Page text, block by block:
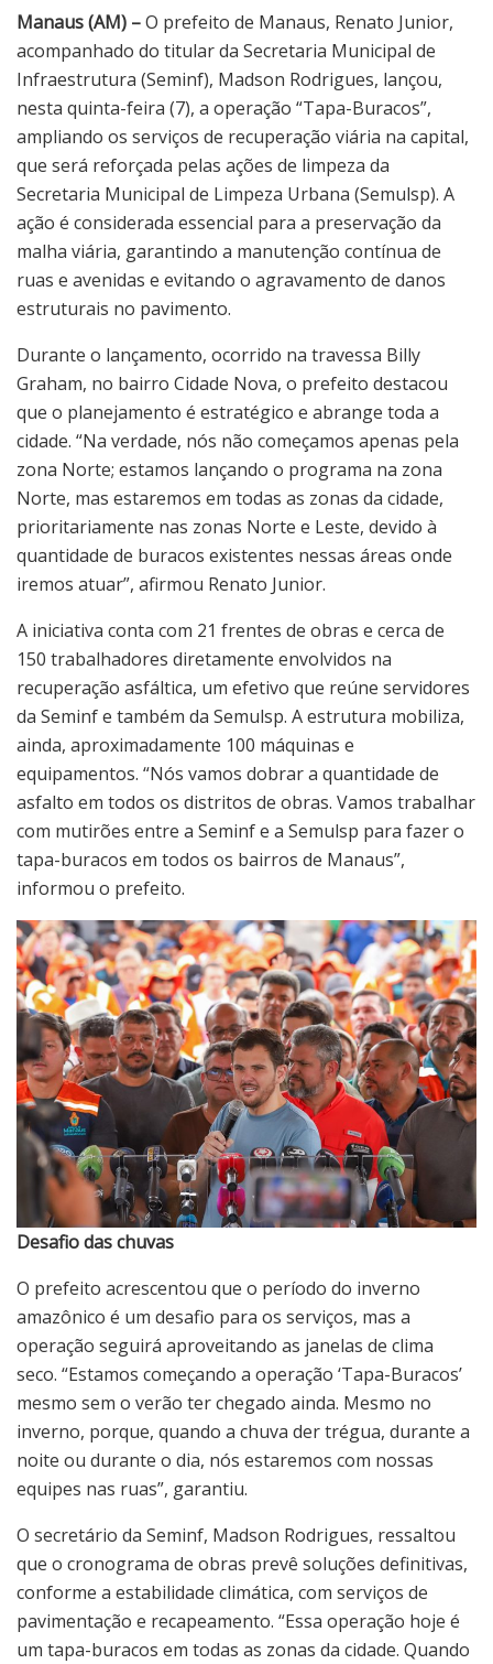
Manaus (AM) –O prefeito de Manaus, Renato Junior,
acompanhado do titular da Secretaria Municipal de
Infraestrutura (Seminf), Madson Rodrigues, lançou,
nesta quinta-feira (7), a operação “Tapa-Buracos”,
ampliando os serviços de recuperação viária na capital,
que será reforçada pelas ações de limpeza da
Secretaria Municipal de Limpeza Urbana (Semulsp). A
ação é considerada essencial para a preservação da
malha viária, garantindo a manutenção contínua de
ruas e avenidas e evitando o agravamento de danos
estruturais no pavimento.
Durante o lançamento, ocorrido na travessa Billy
Graham, no bairro Cidade Nova, o prefeito destacou
que o planejamento é estratégico e abrange toda a
cidade. “Na verdade, nós não começamos apenas pela
zona Norte; estamos lançando o programa na zona
Norte, mas estaremos em todas as zonas da cidade,
prioritariamente nas zonas Norte e Leste, devido à
quantidade de buracos existentes nessas áreas onde
iremos atuar”, afirmou Renato Junior.
A iniciativa conta com 21 frentes de obras e cerca de
150 trabalhadores diretamente envolvidos na
recuperação asfáltica, um efetivo que reúne servidores
da Seminf e também da Semulsp. A estrutura mobiliza,
ainda, aproximadamente 100 máquinas e
equipamentos. “Nós vamos dobrar a quantidade de
asfalto em todos os distritos de obras. Vamos trabalhar
com mutirões entre a Seminf e a Semulsp para fazer o
tapa-buracos em todos os bairros de Manaus”,
informou o prefeito.
Desafio das chuvas
O prefeito acrescentou que o período do inverno
amazônico é um desafio para os serviços, mas a
operação seguirá aproveitando as janelas de clima
seco. “Estamos começando a operação ‘Tapa-Buracos’
mesmo sem o verão ter chegado ainda. Mesmo no
inverno, porque, quando a chuva der trégua, durante a
noite ou durante o dia, nós estaremos com nossas
equipes nas ruas”, garantiu.
O secretário da Seminf, Madson Rodrigues, ressaltou
que o cronograma de obras prevê soluções definitivas,
conforme a estabilidade climática, com serviços de
pavimentação e recapeamento. “Essa operação hoje é
um tapa-buracos em todas as zonas da cidade. Quando